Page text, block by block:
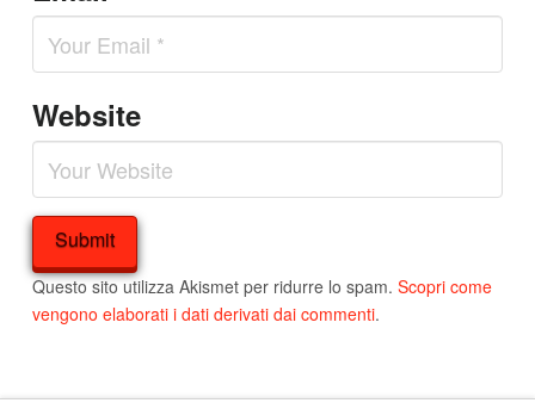
Website
Questo sito utilizza Akismet per ridurre lo spam. Scopri come
vengono elaborati i dati derivati dai commenti.